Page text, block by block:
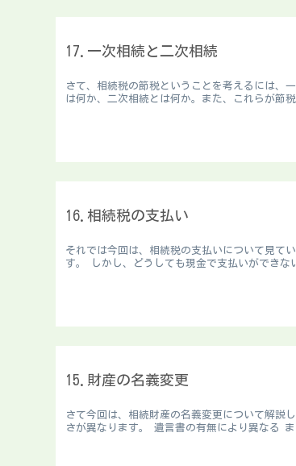
17.一次相続と二次相続
さて、相続税の節税ということを考えるには、
は何か、二次相続とは何か。また、これらが
16.相続税の支払い
それでは今回は、相続税の支払いについて見て
す。 しかし、どうしても現金で支払いができ
15.財産の名義変更
さて今回は、相続財産の名義変更について解説
さが異なります。 遺言書の有無により異なる